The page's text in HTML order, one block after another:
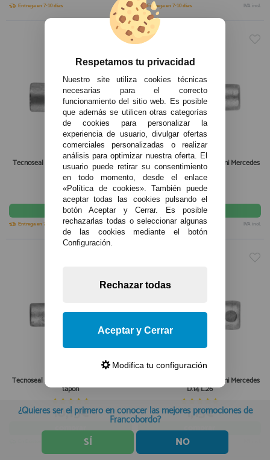
Entrega en 7-10 días IVA incl. Entrega en 7-10 días IVA incl.
Tecnoseal Ánodo Motor Renault Dia. 15
C/Tapón
10,30€
comprar
Entrega en 7-10 días IVA incl.
Tecnoseal Ánodo Motor Nanni Mercedes
D.10 L.17
0,55€
comprar
En Existencias IVA incl.
Tecnoseal Ánodo Motor Nanni D.10 Con
tapón
10,15€
comprar
Tecnoseal Ánodo Motor Nanni Mercedes
D.14 L.26
1,15€
comprar
En Existencias
Respetamos tu privacidad
Nuestro site utiliza cookies técnicas
necesarias para el correcto
funcionamiento del sitio web. Es posible
que además se utilicen otras categorías
de cookies para personalizar la
experiencia de usuario, divulgar ofertas
comerciales personalizadas o realizar
análisis para optimizar nuestra oferta. El
usuario puede retirar su consentimiento
en todo momento, desde el enlace
«Política de cookies». También puede
aceptar todas las cookies pulsando el
botón Aceptar y Cerrar. Es posible
rechazarlas todas o seleccionar algunas
de las cookies mediante el botón
Configuración.
Rechazar todas
Aceptar y Cerrar
Modifica tu configuración
¿Quieres ser el primero en conocer las mejores promociones de
Francobordo?
SÍ NO